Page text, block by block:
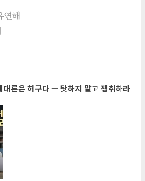
연해
대론은 허구다 — 탓하지 말고 쟁취하라